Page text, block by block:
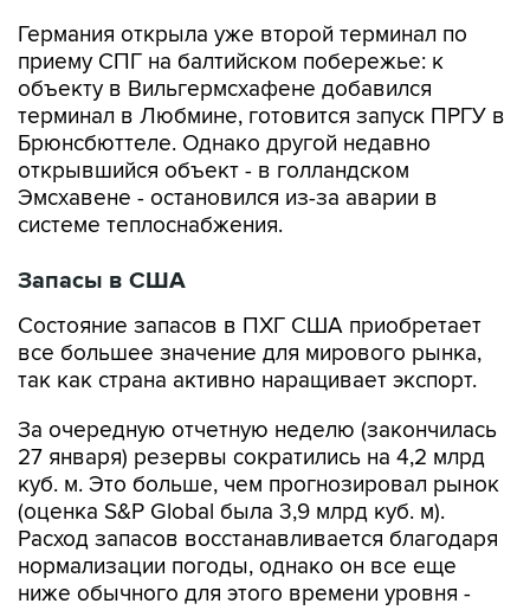
Германия открыла уже второй терминал по
приему СПГ на балтийском побережье: к
объекту в Вильгермсхафене добавился
терминал в Любмине, готовится запуск ПРГУ в
Брюнсбюттеле. Однако другой недавно
открывшийся объект - в голландском
Эмсхавене - остановился из-за аварии в
системе теплоснабжения.
Запасы в США
Состояние запасов в ПХГ США приобретает
все большее значение для мирового рынка,
так как страна активно наращивает экспорт.
За очередную отчетную неделю (закончилась
27 января) резервы сократились на 4,2 млрд
куб. м. Это больше, чем прогнозировал рынок
(оценка S&P Global была 3,9 млрд куб. м).
Расход запасов восстанавливается благодаря
нормализации погоды, однако он все еще
ниже обычного для этого времени уровня -